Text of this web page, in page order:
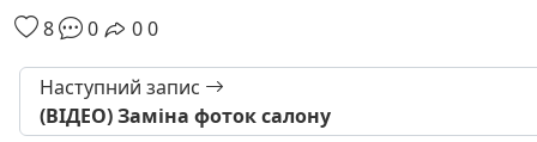
8
0 00
Наступний запис
(ВІДЕО) Заміна фоток салону